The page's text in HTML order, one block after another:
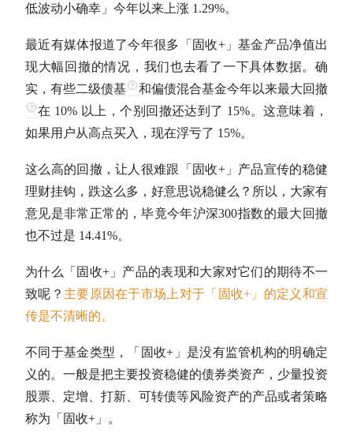
低波动小确幸」今年以来上涨 1.29%。
最近有媒体报道了今年很多「 固收+」基金产品净值出
现大幅回撤的情况，我们也去看了一下具体数据。确
实，有些二级债基 和偏债混合基金今年以来最大回撤
在 10% 以上，个别回撤还达到了 15%。这意味着，
如果用户从高点买入，现在浮亏了 15%。
这么高的回撤，让人很难跟「 固收+」产品宣传的稳健
理财挂钩，跌这么多，好意思说稳健么？所以，大家有
意见是非常正常的，毕竟今年沪深300指数的最大回撤
也不过是 14.41%。
为什么「 固收+」产品的表现和大家对它们的期待不一
致呢？ 主要原因在于市场上对于「 固收+」的定义和宣
传是不清晰的。
不同于基金类型，「 固收+」是没有监管机构的明确定
义的。一般是把主要投资稳健的债券类资产，少量投资
股票、定增、打新、可转债等风险资产的产品或者策略
称为「 固收+」。